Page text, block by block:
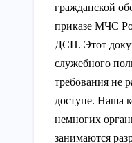
гражданской
приказе МЧС
ДСП. Этот
служебного
требования не
доступе. Наша
немногих
занимаются